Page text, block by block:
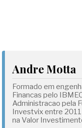
Andre Motta
Formado em
Financas pelo
Administracao pela
Investvix entre
na Valor